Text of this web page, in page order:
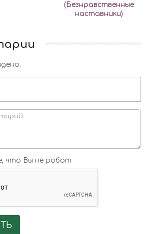
(Безнравственные
наставники)
что Вы не робот